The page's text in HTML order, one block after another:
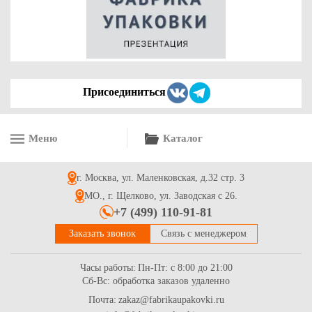
Коробка для торта 290*290*160 мм с круговым окном, серии
Присоединиться
Меню Каталог
г. Москва, ул. Маленковская, д.32 стр. 3
МО., г. Щелково, ул. Заводская с 26.
+7 (499) 110-91-81
Заказать звонок Связь с менеджером
Часы работы: Пн-Пт: с 8:00 до 21:00
Сб-Вс: обработка заказов удаленно
Почта: zakaz@fabrikaupakovki.ru